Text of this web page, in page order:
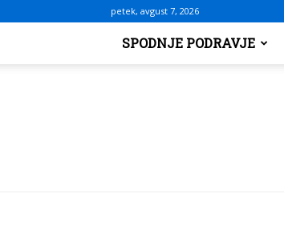
petek, avgust 7, 2026
SPODNJE PODRAVJE